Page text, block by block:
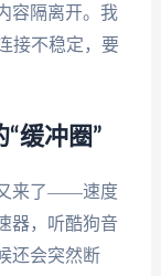
容隔离开。我
接不稳定，要
缓冲圈”
又来了——速度
器，听酷狗音
还会突然断